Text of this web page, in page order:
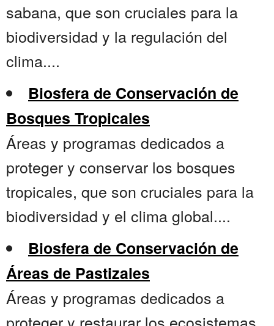
sabana, que son cruciales para la
biodiversidad y la regulación del
clima....
Biosfera de Conservación de
Bosques Tropicales
Áreas y programas dedicados a
proteger y conservar los bosques
tropicales, que son cruciales para la
biodiversidad y el clima global....
Biosfera de Conservación de
Áreas de Pastizales
Áreas y programas dedicados a